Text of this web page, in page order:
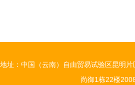
地址：中国（云南）自由贸易试验区昆明
尚御1栋22楼